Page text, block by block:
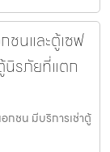
ชนและตู้เซฟ
นิรภัยที่แตก
กชน มีบริการเช่าตู้